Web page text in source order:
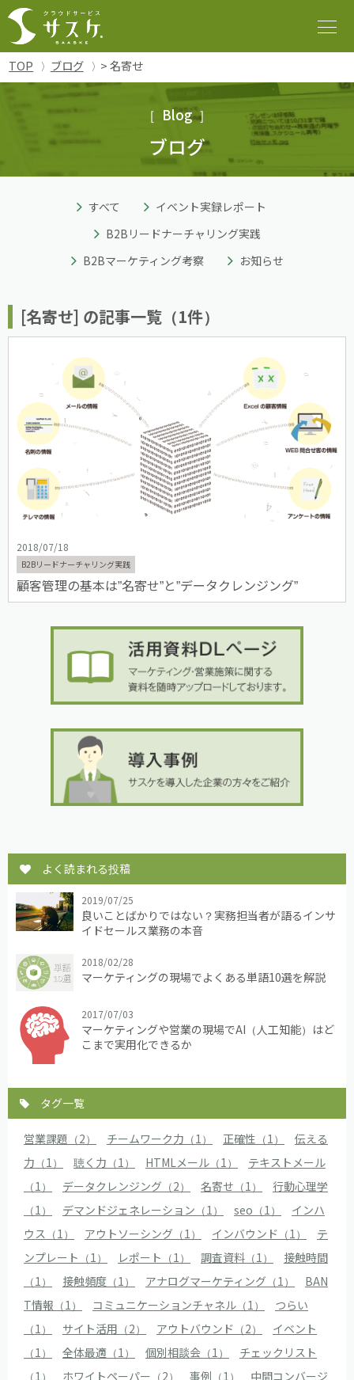
TOP ブログ > 名寄せ
Blog
ブログ
すべて
イベント実録レポート
B2Bリードナーチャリング実践
B2Bマーケティング考察
お知らせ
[名寄せ] の記事一覧（1件）
2018/07/18
B2Bリードナーチャリング実践
顧客管理の基本は”名寄せ”と”データクレンジング”
よく読まれる投稿
2019/07/25
良いことばかりではない？実務担当者が語るインサ
イドセールス業務の本音
2018/02/28
マーケティングの現場でよくある単語10選を解説
2017/07/03
マーケティングや営業の現場でAI（人工知能）はど
こまで実用化できるか
タグ一覧
営業課題（2） チームワーク力（1） 正確性（1）
伝える
力（1）
聴く力（1） HTMLメール（1）
テキストメール
（1）
データクレンジング（2） 名寄せ（1）
行動心理学
（1）
デマンドジェネレーション（1） seo（1）
インハ
ウス（1）
アウトソーシング（1） インバウンド（1）
テ
ンプレート（1）
レポート（1） 調査資料（1）
接触時間
（1）
接触頻度（1） アナログマーケティング（1）
BAN
T情報（1）
コミュニケーションチャネル（1）
つらい
（1）
サイト活用（2） アウトバウンド（2）
イベント
（1）
全体最適（1） 個別相談会（1）
チェックリスト
（1）
ホワイトペーパー（2） 事例（1）
中間コンバージ